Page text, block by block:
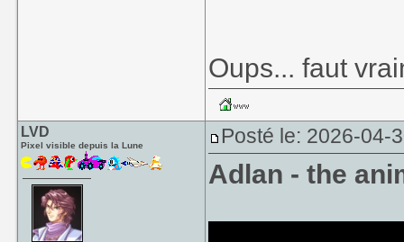
Après je
peu déçu
C'est noté dans
Oups... faut
LVD
Pixel visible depuis la Lune Posté le: 2026-04-
Adlan - the